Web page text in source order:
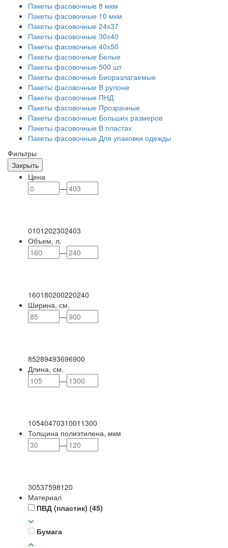
Пакеты фасовочные 8 мкм
Пакеты фасовочные 10 мкм
Пакеты фасовочные 24х37
Пакеты фасовочные 30х40
Пакеты фасовочные 40х50
Пакеты фасовочные Белые
Пакеты фасовочные 500 шт
Пакеты фасовочные Биоразлагаемые
Пакеты фасовочные В рулоне
Пакеты фасовочные ПНД
Пакеты фасовочные Прозрачные
Пакеты фасовочные Больших размеров
Пакеты фасовочные В пластах
Пакеты фасовочные Для упаковки одежды
Фильтры
Закрыть
Цена
—
0101202302403
Объем, л.
—
160180200220240
Ширина, см.
—
85289493696900
Длина, см.
—
1054047031001 1300
Толщина полиэтилена, мкм
—
30537598120
Материал
ПВД (пластик) (45)
Бумага